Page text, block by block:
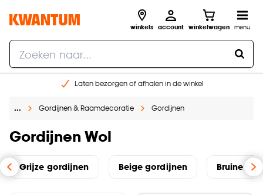
winkels account winkelwagen menu
Laten bezorgen of afhalen in de winkel
Gratis raam advies en inmeten aan huis
… Gordijnen & Raamdecoratie Gordijnen
Gordijnen Wol
Grijze gordijnen Beige gordijnen Bruine